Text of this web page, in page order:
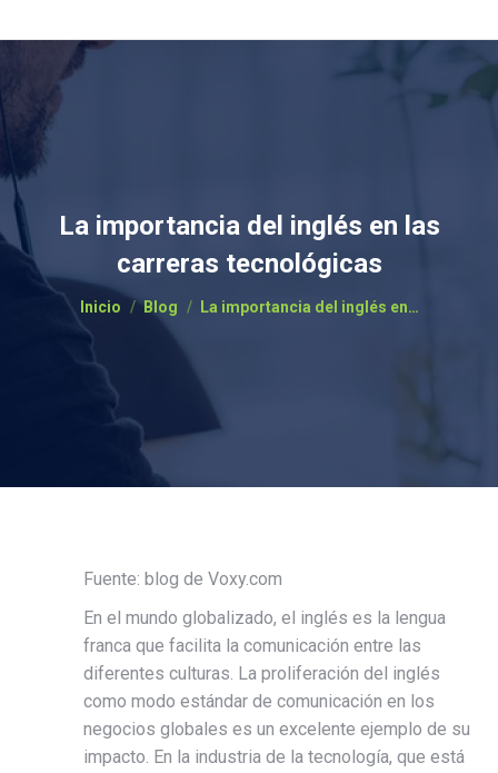
La importancia del inglés en las
carreras tecnológicas
Estás aquí:
Inicio Blog La importancia del inglés en…
Fuente: blog de Voxy.com
En el mundo globalizado, el inglés es la lengua
franca que facilita la comunicación entre las
diferentes culturas. La proliferación del inglés
como modo estándar de comunicación en los
negocios globales es un excelente ejemplo de su
impacto. En la industria de la tecnología, que está